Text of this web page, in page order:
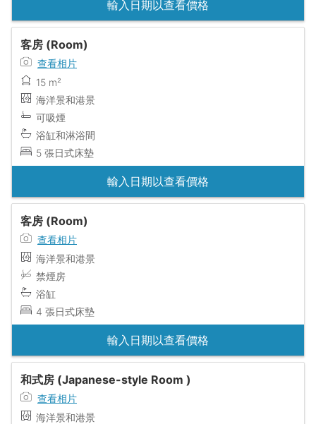
輸入日期以查看價格
客房 (Room)
查看相片
15 m²
海洋景和港景
可吸煙
浴缸和淋浴間
5 張日式床墊
輸入日期以查看價格
客房 (Room)
查看相片
海洋景和港景
禁煙房
浴缸
4 張日式床墊
輸入日期以查看價格
和式房 (Japanese-style Room )
查看相片
海洋景和港景